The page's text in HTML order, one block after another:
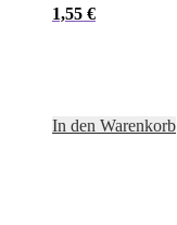
1,55 €
In den Warenkorb